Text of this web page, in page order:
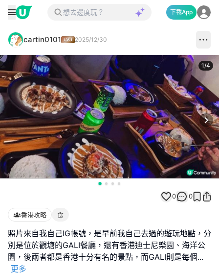
下載App
cartin0101 2025/12/30
1/4
0 0
香港攻略 食
照片來自我自己IG帳號，是早前我自己去過的遊玩地點，分
別是位於觀塘的GALI餐廳，還有香港迪士尼樂園、海洋公
園，後兩者都是香港十分有名的景點，而GALI則是每個...
更多